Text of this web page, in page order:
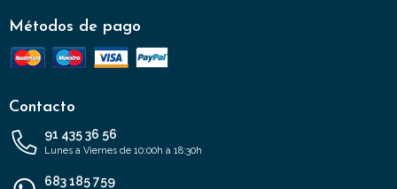
Métodos de pago
Contacto
91 435 36 56
Lunes a Viernes de 10:00h a 18:30h
683 185 759